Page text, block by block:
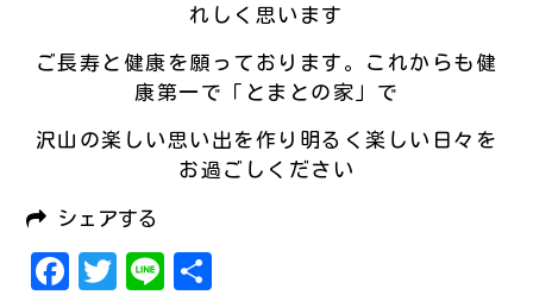
れしく思います
ご長寿と健康を願っております。これからも健
康第一で「とまとの家」で
沢山の楽しい思い出を作り明るく楽しい日々を
お過ごしください
シェアする
Facebook
Twitter
Line